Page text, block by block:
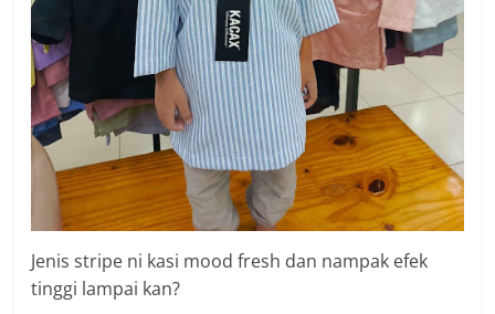
Jenis stripe ni kasi mood fresh dan nampak efek
tinggi lampai kan?